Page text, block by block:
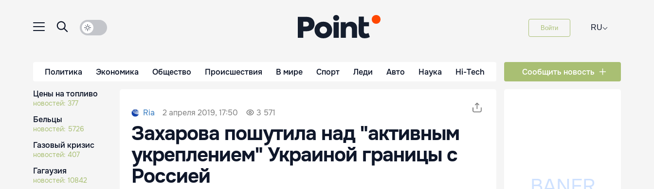
Войти RU⌵
Политика Экономика Общество Происшествия В мире Спорт Леди Авто Наука Hi-Tech Сообщить новость
Цены на топливо
новостей: 377
Бельцы
новостей: 5726
Газовый кризис
новостей: 407
Гагаузия
новостей: 10842
Ria 2 апреля 2019, 17:50 3 571
Захарова пошутила над "активным
укреплением" Украиной границы с
Россией